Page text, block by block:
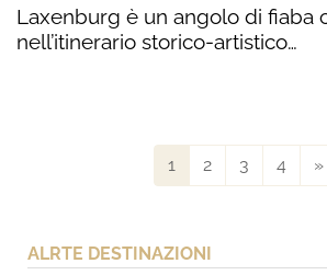
Laxenburg è un angolo di fiaba
nell’itinerario storico-artistico…
1 2 3 4 »
ALRTE DESTINAZIONI